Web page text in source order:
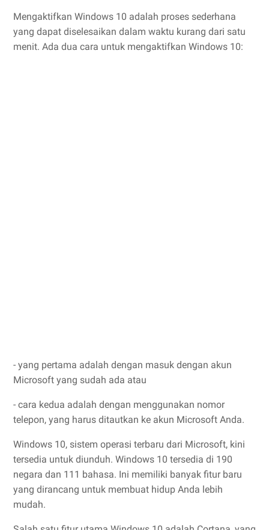
Mengaktifkan Windows 10 adalah proses sederhana
yang dapat diselesaikan dalam waktu kurang dari satu
menit. Ada dua cara untuk mengaktifkan Windows 10:
- yang pertama adalah dengan masuk dengan akun
Microsoft yang sudah ada atau
- cara kedua adalah dengan menggunakan nomor
telepon, yang harus ditautkan ke akun Microsoft Anda.
Windows 10, sistem operasi terbaru dari Microsoft, kini
tersedia untuk diunduh. Windows 10 tersedia di 190
negara dan 111 bahasa. Ini memiliki banyak fitur baru
yang dirancang untuk membuat hidup Anda lebih
mudah.